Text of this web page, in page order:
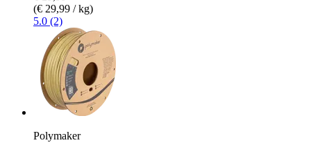
(€ 29,99 / kg)
5.0 (2)
Polymaker